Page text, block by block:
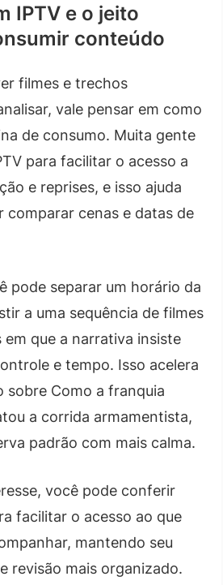
IPTV e o jeito
conteúdo
filmes e trechos
vale pensar em como
de consumo. Muita gente
para facilitar o acesso a
e reprises, e isso ajuda
comparar cenas e datas de
pode separar um horário da
a uma sequência de filmes
em que a narrativa insiste
e tempo. Isso acelera
sobre Como a franquia
a corrida armamentista,
padrão com mais calma.
você pode conferir
facilitar o acesso ao que
mantendo seu
revisão mais organizado.